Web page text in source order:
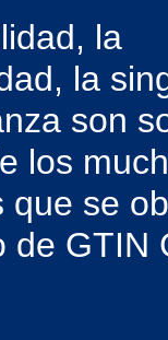
la
la
son
los
que se
de GTIN